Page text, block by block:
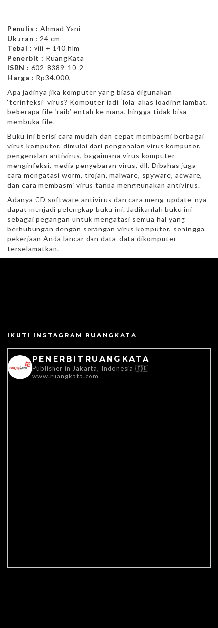
Penulis : Ahmad Yani
Ukuran : 24 cm
Tebal : viii + 140 hlm
Penerbit : RuangKata
ISBN : 602-8389-10-2
Harga : Rp34.000,-
Apa jadinya jika komputer yang biasa digunakan
‘terinfeksi’ virus? Komputer jadi ‘lola’ alias loading lambat,
beberapa file ‘raib’ entah ke mana, hingga tidak bisa
membuka file.
Buku ini berisi cara mudah dan cepat membasmi berbagai
virus komputer, dimulai dari pengenalan virus komputer,
pengenalan antivirus, bagaimana virus komputer
menginfeksi, media penyebaran virus, dll. Dibahas juga
cara mengatasi worm, trojan, malware, spyware, adware,
dan cara membasmi virus tanpa menggunakan antivirus.
Adanya CD software antivirus dan cara meng-update-nya
dapat menjadi pelengkap buku ini. Jadikanlah buku ini
sebagai pegangan untuk mengatasi semua hal yang
berhubungan dengan serangan virus komputer, sehingga
pekerjaan Anda lancar dan data-data dikomputer
terselamatkan.
IKUTI INSTAGRAM RUANGKATA
PENERBITRUANGKATA
Publisher in Jakarta, Indonesia 🇮🇩
www.ruangkata.com